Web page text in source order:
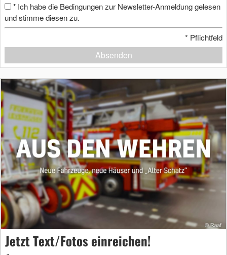
* Ich habe die Bedingungen zur Newsletter-Anmeldung gelesen
und stimme diesen zu.
* Pflichtfeld
Absenden
Jetzt Text/Fotos einreichen!